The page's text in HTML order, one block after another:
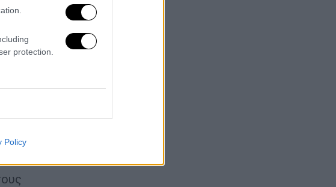
protection.
Policy
Η